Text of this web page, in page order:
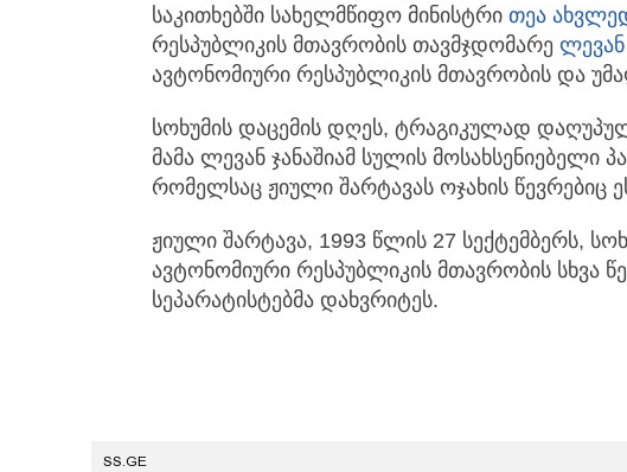
საკითხებში სახელმწიფო მინისტრი თეა
რესპუბლიკის მთავრობის თავმჯდომარე
ავტონომიური რესპუბლიკის მთავრობის და
სოხუმის დაცემის დღეს, ტრაგიკულად
მამა ლევან ჯანაშიამ სულის მოსახსენიებელი
რომელსაც ჟიული შარტავას ოჯახის წევრებიც
ჟიული შარტავა, 1993 წლის 27 სექტემბერს,
ავტონომიური რესპუბლიკის მთავრობის სხვა
სეპარატისტებმა დახვრიტეს.
SS.GE